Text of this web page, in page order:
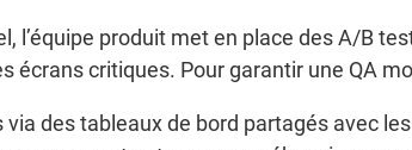
l’équipe produit met en place des A/B
écrans critiques. Pour garantir une QA
des tableaux de bord partagés avec